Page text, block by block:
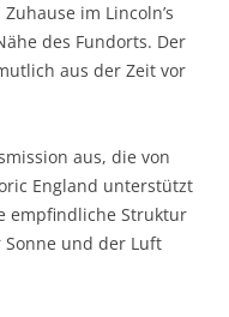
im Lincoln’s
des Fundorts. Der
aus der Zeit vor
aus, die von
England unterstützt
empfindliche Struktur
und der Luft